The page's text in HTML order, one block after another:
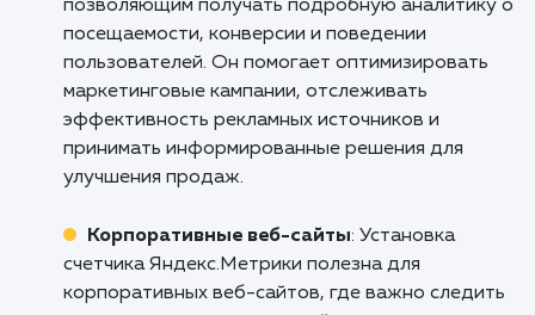
Не оставляйте свой сайт в тени.
силу данных с нашей услугой
Яндекс.Метрики. Начните
своего сайта сегодня, свяжитесь с нами,
поможем вам разобраться в
целей. Ваш успех - наш приоритет.